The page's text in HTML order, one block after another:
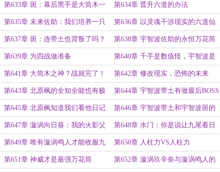
的区别
第633章 斑：幕后黑手是大筒木一
式！没错！
第634章 晋升六道的办法
第635章 未来佐助：我们培养一只
小十尾吧
第636章 以灵魂干涉现实的六道仙
人，不可想象
第637章 斑：连带土也背叛了吗？ 第638章 宇智波佐助的永恒万花筒
诞生
第639章 为四战做准备 第640章 千手是数值怪，宇智波是
机制怪
第641章 大筒木之神？战就完了！ 第642章 修改现实，恐怖的未来
第643章 北原枫的全知全能也有极
限？
第644章 宇智波带土有做最后BOSS
的资质
第645章 北原枫知道我们看他日记
了？
第646章 宇智波带土和宇智波斑的
内讧
第647章 漩涡向日葵：我的火影父
亲
第648章 水门：你是说让九尾看日
记？那能行？
第649章 唯有漩涡鸣人才能收服九
尾
第650章 人柱力VS人柱力
第651章 神威才是最强万花筒 第652章 漩涡玖辛奈与漩涡鸣人的